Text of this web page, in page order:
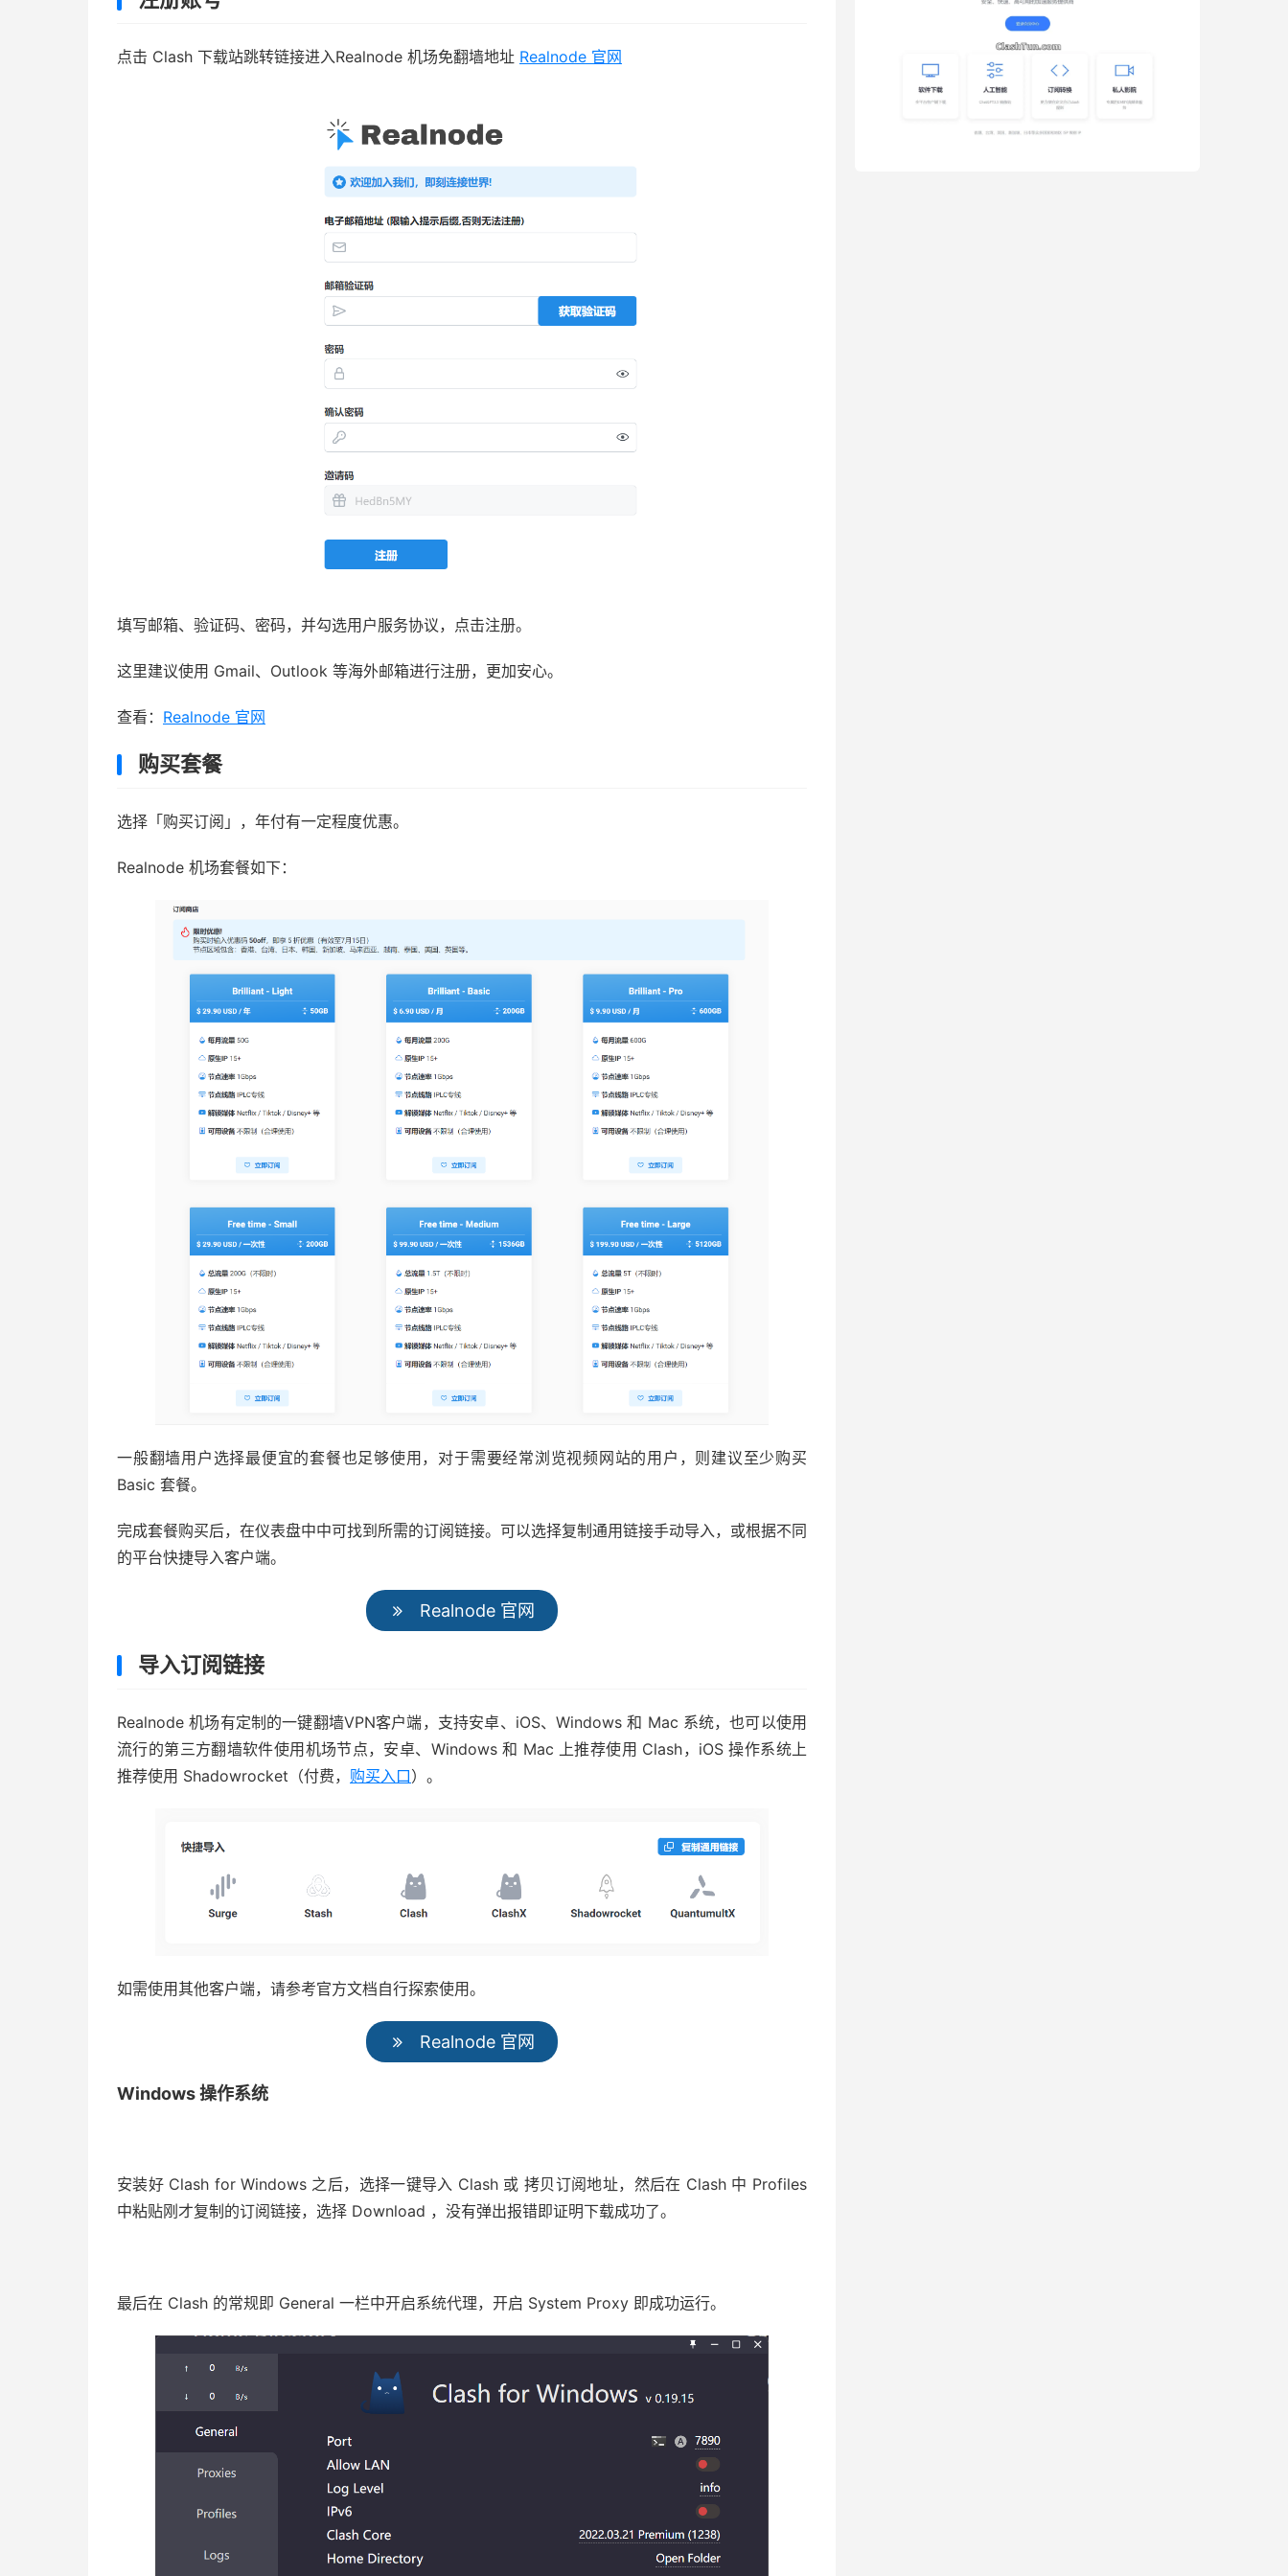
点击 Clash 下载站跳转链接进入Realnode 机场免翻墙地址 Realnode 官网
填写邮箱、验证码、密码，并勾选用户服务协议，点击注册。
这里建议使用 Gmail、Outlook 等海外邮箱进行注册，更加安心。
查看： Realnode 官网
购买套餐
选择「购买订阅」，年付有一定程度优惠。
Realnode 机场套餐如下：
一般翻墙用户选择最便宜的套餐也足够使用，对于需要经常浏览视频网站的用户，则建议至少购买
Basic 套餐。
完成套餐购买后，在仪表盘中中可找到所需的订阅链接。可以选择复制通用链接手动导入，或根据不同
的平台快捷导入客户端。
Realnode 官网
导入订阅链接
Realnode 机场有定制的一键翻墙VPN客户端，支持安卓、iOS、Windows 和 Mac 系统，也可以使用
流行的第三方翻墙软件使用机场节点，安卓、Windows 和 Mac 上推荐使用 Clash，iOS 操作系统上
推荐使用 Shadowrocket（付费， 购买入口）。
如需使用其他客户端，请参考官方文档自行探索使用。
Realnode 官网
Windows 操作系统
安装好 Clash for Windows 之后，选择一键导入 Clash 或 拷贝订阅地址，然后在 Clash 中 Profiles
中粘贴刚才复制的订阅链接，选择 Download ，没有弹出报错即证明下载成功了。
最后在 Clash 的常规即 General 一栏中开启系统代理，开启 System Proxy 即成功运行。